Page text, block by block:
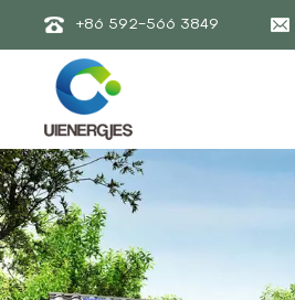
+86 592-566 3849